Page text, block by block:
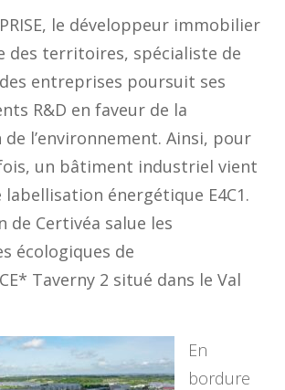
le développeur immobilier
des territoires, spécialiste de
entreprises poursuit ses
R&D en faveur de la
l’environnement. Ainsi, pour
un bâtiment industriel vient
labellisation énergétique E4C1.
de Certivéa salue les
écologiques de
Taverny 2 situé dans le Val
En
bordure